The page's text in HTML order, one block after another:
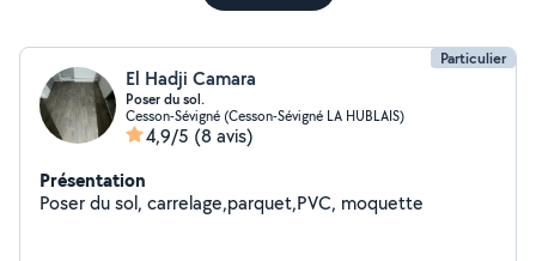
Particulier
El Hadji Camara
Poser du sol.
Cesson-Sévigné (Cesson-Sévigné LA HUBLAIS)
4,9/5 (8 avis)
Présentation
Poser du sol, carrelage,parquet,PVC, moquette